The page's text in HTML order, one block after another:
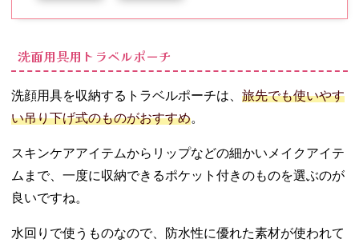
洗面用具用トラベルポーチ
洗顔用具を収納するトラベルポーチは、 旅先でも使いやす
い吊り下げ式のものがおすすめ。
スキンケアアイテムからリップなどの細かいメイクアイテ
ムまで、一度に収納できるポケット付きのものを選ぶのが
良いですね。
水回りで使うものなので、防水性に優れた素材が使われて